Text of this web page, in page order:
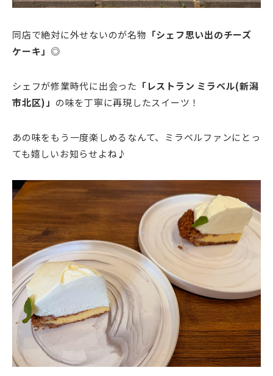
同店で絶対に外せないのが名物 「シェフ思い出のチーズ
ケーキ」 ◎
シェフが修業時代に出会った 「レストラン ミラベル(新潟
市北区)」 の味を丁寧に再現したスイーツ！
あの味をもう一度楽しめるなんて、ミラベルファンにとっ
ても嬉しいお知らせよね♪